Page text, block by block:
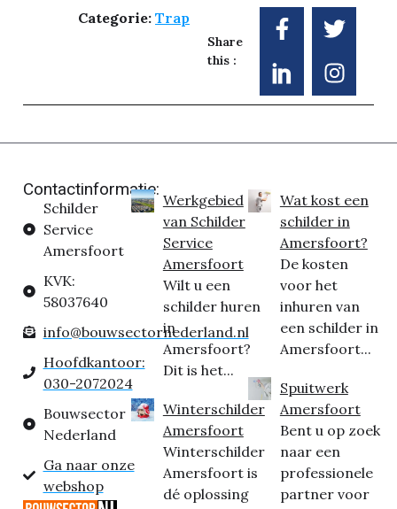
Categorie: Trap
Share
this :
Contactinformatie:
Schilder
Service
Amersfoort
KVK:
58037640
info@bouwsectornederland.nl
Hoofdkantoor:
030-2072024
Bouwsector
Nederland
Ga naar onze
webshop
Werkgebied
van Schilder
Service
Amersfoort
Wilt u een
schilder huren
in
Amersfoort?
Dit is het...
Winterschilder
Amersfoort
Winterschilder
Amersfoort is
dé oplossing
Wat kost een
schilder in
Amersfoort?
De kosten
voor het
inhuren van
een schilder in
Amersfoort...
Spuitwerk
Amersfoort
Bent u op zoek
naar een
professionele
partner voor